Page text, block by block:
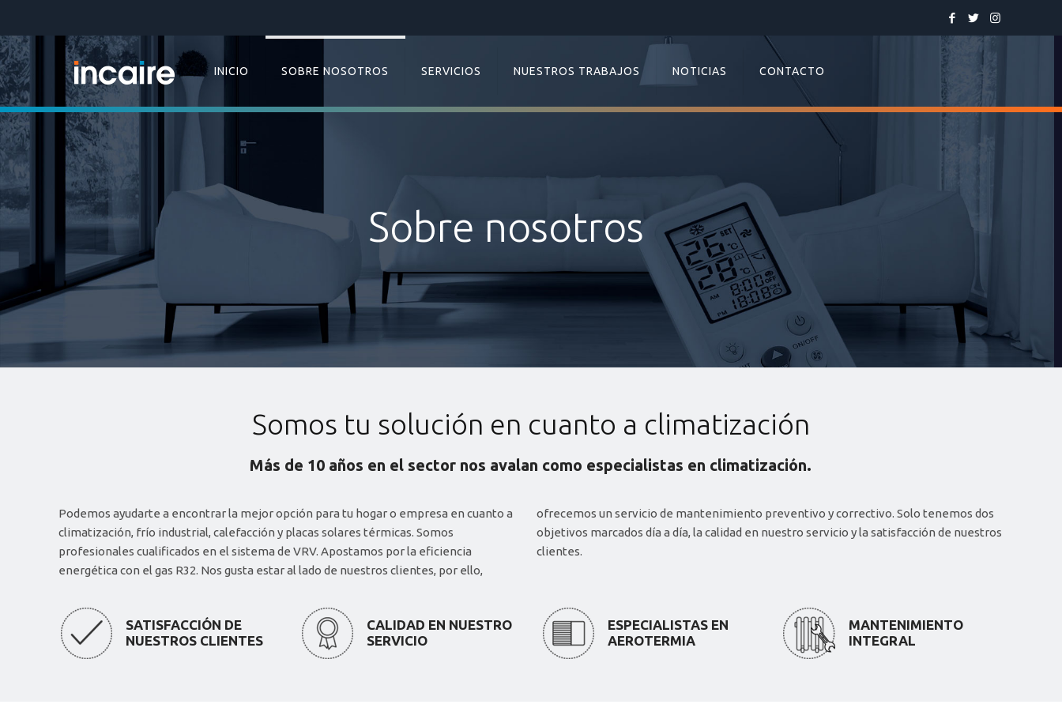
INICIO SOBRE NOSOTROS SERVICIOS NUESTROS TRABAJOS NOTICIAS CONTACTO
Sobre nosotros
Somos tu solución en cuanto a climatización
Más de 10 años en el sector nos avalan como especialistas en climatización.
Podemos ayudarte a encontrar la mejor opción para tu hogar o empresa en cuanto a
climatización, frío industrial, calefacción y placas solares térmicas. Somos
profesionales cualificados en el sistema de VRV. Apostamos por la eficiencia
energética con el gas R32. Nos gusta estar al lado de nuestros clientes, por ello,
ofrecemos un servicio de mantenimiento preventivo y correctivo. Solo tenemos dos
objetivos marcados día a día, la calidad en nuestro servicio y la satisfacción de nuestros
clientes.
SATISFACCIÓN DE
NUESTROS CLIENTES
CALIDAD EN NUESTRO
SERVICIO
ESPECIALISTAS EN
AEROTERMIA
MANTENIMIENTO
INTEGRAL